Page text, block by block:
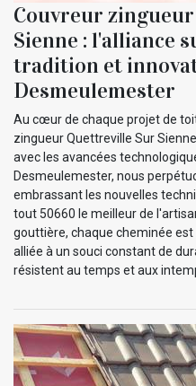
Couvreur
Sienne : l'alliance
tradition et
Desmeulemester
Au cœur de chaque projet de
zingueur Quettreville Sur
avec les avancées
Desmeulemester, nous
embrassant les nouvelles
tout 50660 le meilleur de
gouttière, chaque cheminée
alliée à un souci constant de
résistent au temps et aux